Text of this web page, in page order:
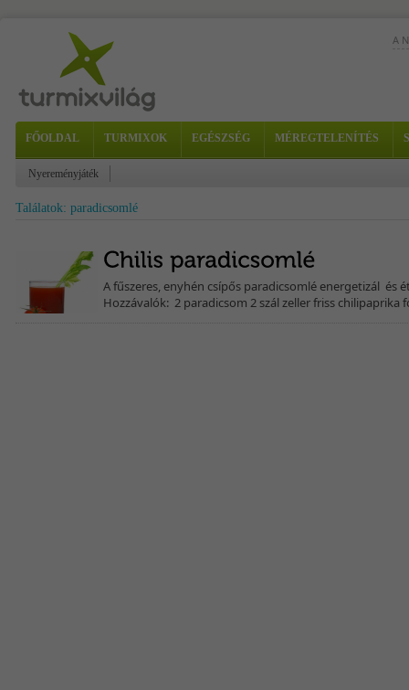
A
FŐOLDAL TURMIXOK EGÉSZSÉG MÉREGTELENÍTÉS
Nyereményjáték
Találatok: paradicsomlé
A fűszeres, enyhén csípős paradicsomlé energetizál és
Hozzávalók: 2 paradicsom 2 szál zeller friss chilipaprika